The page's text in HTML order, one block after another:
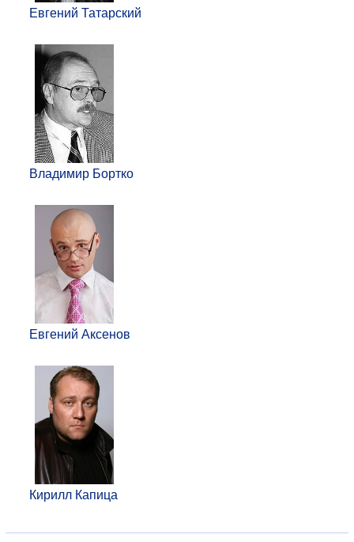
Евгений Татарский
Владимир Бортко
Евгений Аксенов
Кирилл Капица